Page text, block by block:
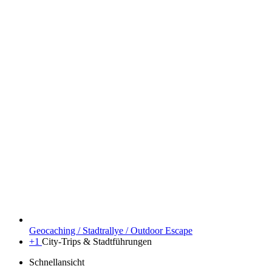
Geocaching / Stadtrallye / Outdoor Escape
+1 City-Trips & Stadtführungen
Schnellansicht